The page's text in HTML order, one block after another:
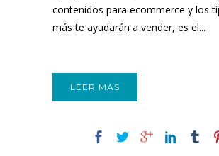
contenidos para ecommerce y los
más te ayudarán a vender, es el...
LEER MÁS